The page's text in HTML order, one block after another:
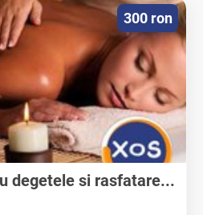
degetele si rasfatare...
300 ron